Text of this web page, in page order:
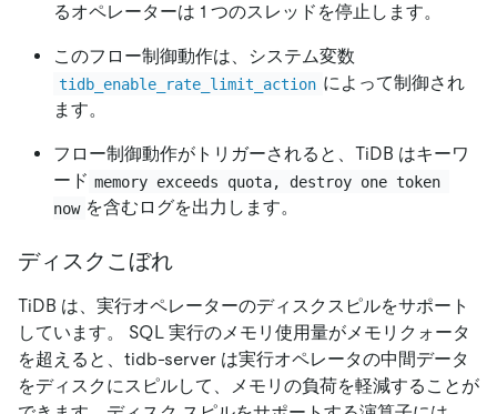
るオペレーターは 1 つのスレッドを停止します。
このフロー制御動作は、システム変数
tidb_enable_rate_limit_action によって制御され
ます。
フロー制御動作がトリガーされると、TiDB はキーワ
ード memory exceeds quota, destroy one token
now を含むログを出力します。
ディスクこぼれ
TiDB は、実行オペレーターのディスクスピルをサポート
しています。 SQL 実行のメモリ使用量がメモリクォータ
を超えると、tidb-server は実行オペレータの中間データ
をディスクにスピルして、メモリの負荷を軽減することが